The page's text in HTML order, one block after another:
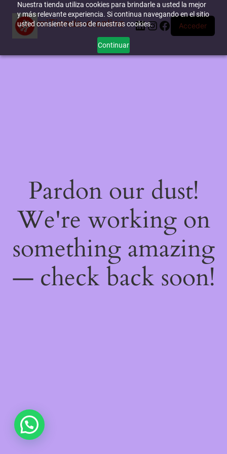
Nuestra tienda utiliza cookies para brindarle a usted la mejor
y más relevante experiencia. Si continua navegando en el sitio
usted consiente el uso de nuestras cookies.
Continuar
miTienda-e.online LinkedIn
Instagram
Facebook
Acceder
Pardon our dust!
We're working on
something amazing
— check back soon!